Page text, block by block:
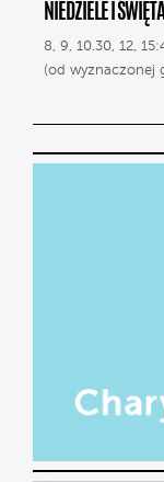
NIEDZIELE I ŚWIĘTA
8, 9, 10.30, 12,
(od wyznaczonej